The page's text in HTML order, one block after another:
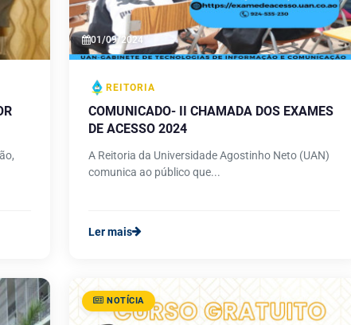
01/09/2024
REITORIA
COMUNICADO- II CHAMADA DOS EXAMES
DE ACESSO 2024
A Reitoria da Universidade Agostinho Neto (UAN)
comunica ao público que...
Ler mais
NOTÍCIA